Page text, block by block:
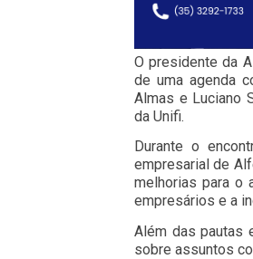
O presidente da
de uma agenda
Almas e Luciano
da Unifi.
Durante o
empresarial de
melhorias para o
empresários e a
Além das pautas
sobre assuntos